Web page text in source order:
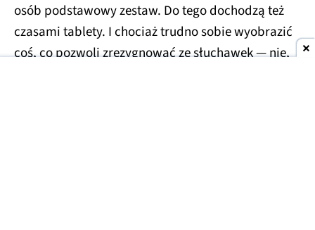
osób podstawowy zestaw. Do tego dochodzą też
czasami tablety. I chociaż trudno sobie wyobrazić
coś, co pozwoli zrezygnować ze słuchawek — nie,